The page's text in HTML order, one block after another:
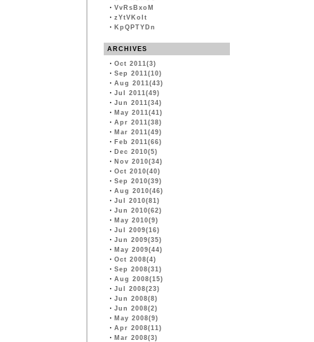
・ VvRsBxoM
・ zYtVKoIt
・ KpQPTYDn
ARCHIVES
・ Oct 2011(3)
・ Sep 2011(10)
・ Aug 2011(43)
・ Jul 2011(49)
・ Jun 2011(34)
・ May 2011(41)
・ Apr 2011(38)
・ Mar 2011(49)
・ Feb 2011(66)
・ Dec 2010(5)
・ Nov 2010(34)
・ Oct 2010(40)
・ Sep 2010(39)
・ Aug 2010(46)
・ Jul 2010(81)
・ Jun 2010(62)
・ May 2010(9)
・ Jul 2009(16)
・ Jun 2009(35)
・ May 2009(44)
・ Oct 2008(4)
・ Sep 2008(31)
・ Aug 2008(15)
・ Jul 2008(23)
・ Jun 2008(8)
・ Jun 2008(2)
・ May 2008(9)
・ Apr 2008(11)
・ Mar 2008(3)